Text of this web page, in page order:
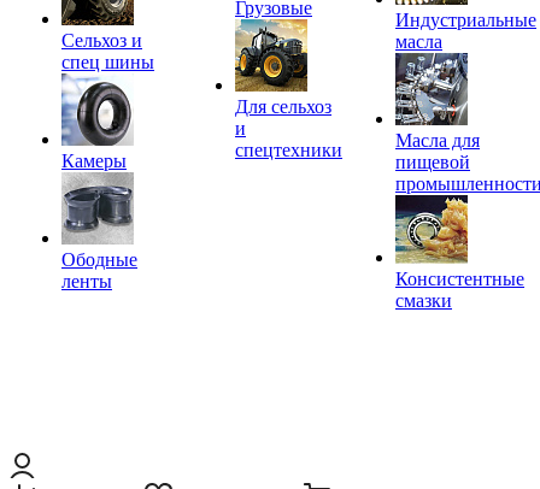
Сельхоз и
спец шины
Камеры
Ободные
ленты
Грузовые
Для сельхоз
и
спецтехники
Индустриальные
масла
Масла для
пищевой
Консистентные
смазки